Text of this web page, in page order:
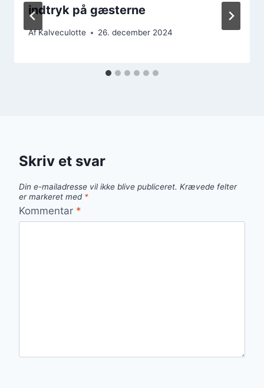
indtryk på gæsterne
AfKalveculotte 26. december 2024
Skriv et svar
Din e-mailadresse vil ikke blive publiceret. Krævede felter
er markeret med *
Kommentar *